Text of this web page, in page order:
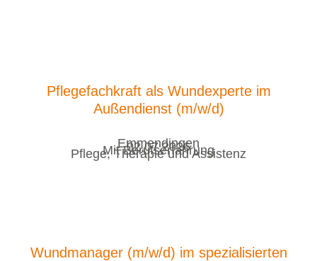
Pflegefachkraft als Wundexperte im
Außendienst (m/w/d)
Emmendingen
02.07.2026
Mit Berufserfahrung
Pflege, Therapie und Assistenz
Wundmanager (m/w/d) im spezialisierten